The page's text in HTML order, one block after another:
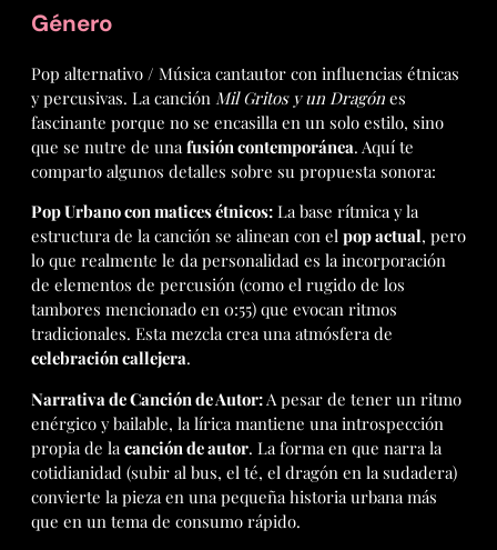
Género
Pop alternativo / Música cantautor con influencias étnicas
y percusivas. La canción Mil Gritos y un Dragón es
fascinante porque no se encasilla en un solo estilo, sino
que se nutre de una fusión contemporánea. Aquí te
comparto algunos detalles sobre su propuesta sonora:
Pop Urbano con matices étnicos: La base rítmica y la
estructura de la canción se alinean con el pop actual, pero
lo que realmente le da personalidad es la incorporación
de elementos de percusión (como el rugido de los
tambores mencionado en 0:55) que evocan ritmos
tradicionales. Esta mezcla crea una atmósfera de
celebración callejera.
Narrativa de Canción de Autor:A pesar de tener un ritmo
enérgico y bailable, la lírica mantiene una introspección
propia de lacanción de autor. La forma en que narra la
cotidianidad (subir al bus, el té, el dragón en la sudadera)
convierte la pieza en una pequeña historia urbana más
que en un tema de consumo rápido.